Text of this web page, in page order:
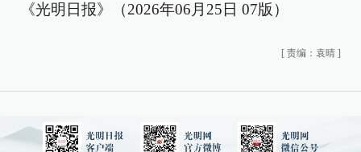
《光明日报》（2026年06月25日 07版）
[ 责编：袁晴 ]